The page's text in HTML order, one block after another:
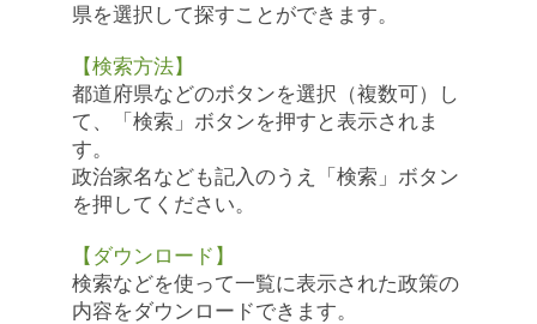
県を選択して探すことができます。
【検索方法】
都道府県などのボタンを選択（複数可）し
て、「検索」ボタンを押すと表示されま
す。
政治家名なども記入のうえ「検索」ボタン
を押してください。
【ダウンロード】
検索などを使って一覧に表示された政策の
内容をダウンロードできます。